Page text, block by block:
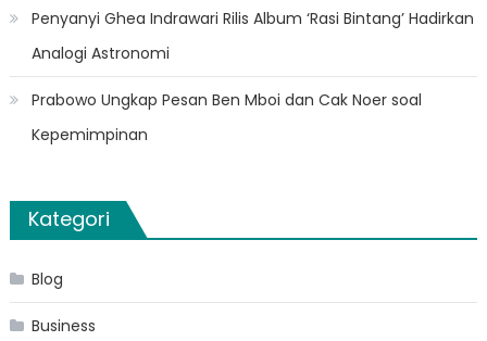
Penyanyi Ghea Indrawari Rilis Album ‘Rasi Bintang’ Hadirkan
Analogi Astronomi
Prabowo Ungkap Pesan Ben Mboi dan Cak Noer soal
Kepemimpinan
Kategori
Blog
Business